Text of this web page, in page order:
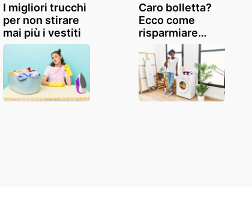
I migliori trucchi
per non stirare
mai più i vestiti
Caro bolletta?
Ecco come
risparmiare
usando la
lavatrice
rispettando
questi
accorgimenti